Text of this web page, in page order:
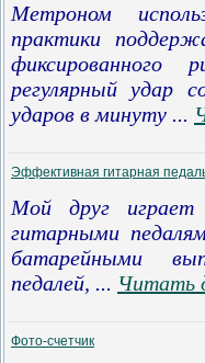
Метроном
практики
фиксированного
регулярный удар
ударов в минуту ...
Эффективная гитарная
Мой друг играет
гитарными
батарейными
педалей, ... Читать
Фото-счетчик